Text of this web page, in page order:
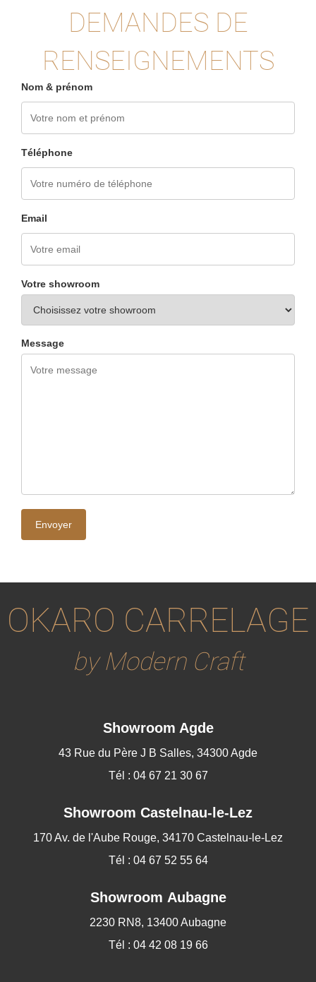
DEMANDES DE
RENSEIGNEMENTS
Nom & prénom
Téléphone
Email
Votre showroom
Message
OKARO CARRELAGE
by Modern Craft
Showroom Agde
43 Rue du Père J B Salles, 34300 Agde
Tél : 04 67 21 30 67
Showroom Castelnau-le-Lez
170 Av. de l'Aube Rouge, 34170 Castelnau-le-Lez
Tél : 04 67 52 55 64
Showroom Aubagne
2230 RN8, 13400 Aubagne
Tél : 04 42 08 19 66